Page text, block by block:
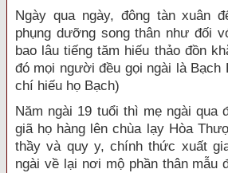
Ngày qua ngày, đông tàn xuân
phụng dưỡng song thân như đối
bao lâu tiếng tăm hiếu thảo đồn
đó mọi người đều gọi ngài là
chí hiếu họ Bạch)
Năm ngài 19 tuổi thì mẹ ngài qua
giã họ hàng lên chùa lạy Hòa
thầy và quy y, chính thức xuất
ngài về lại nơi mộ phần thân mẫu